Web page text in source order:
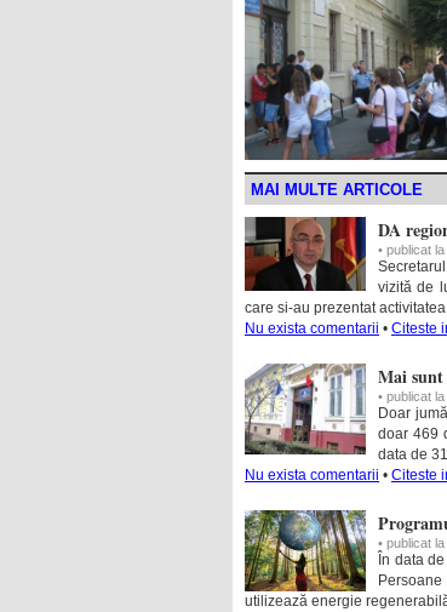
MAI MULTE ARTICOLE
DA
• publicat
vizită de
care si-au prezentat
Nu exista comentarii • Citeste
Mai
• publicat
Doar
doar 469
data de
Nu exista comentarii • Citeste
• publicat
În data
utilizează energie